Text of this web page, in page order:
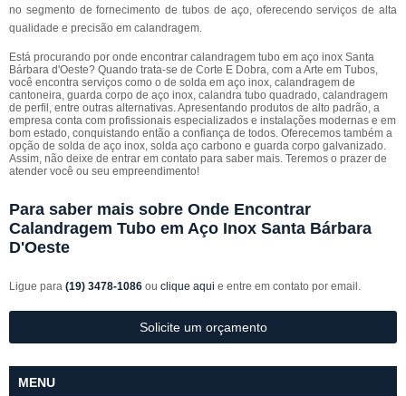
no segmento de fornecimento de tubos de aço, oferecendo serviços de alta
qualidade e precisão em calandragem.
Está procurando por onde encontrar calandragem tubo em aço inox Santa
Bárbara d'Oeste? Quando trata-se de Corte E Dobra, com a Arte em Tubos,
você encontra serviços como o de solda em aço inox, calandragem de
cantoneira, guarda corpo de aço inox, calandra tubo quadrado, calandragem
de perfil, entre outras alternativas. Apresentando produtos de alto padrão, a
empresa conta com profissionais especializados e instalações modernas e em
bom estado, conquistando então a confiança de todos. Oferecemos também a
opção de solda de aço inox, solda aço carbono e guarda corpo galvanizado.
Assim, não deixe de entrar em contato para saber mais. Teremos o prazer de
atender você ou seu empreendimento!
Para saber mais sobre Onde Encontrar
Calandragem Tubo em Aço Inox Santa Bárbara
D'Oeste
Ligue para (19) 3478-1086 ou clique aqui e entre em contato por email.
Solicite um orçamento
MENU